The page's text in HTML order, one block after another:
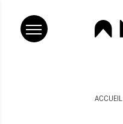
ACCUEIL